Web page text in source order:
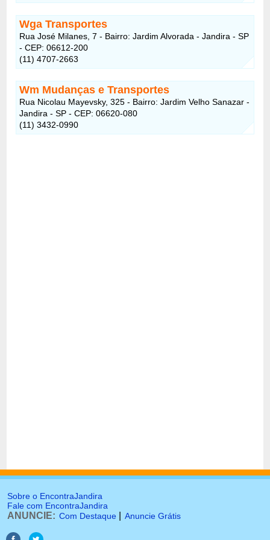
Wga Transportes
Rua José Milanes, 7 - Bairro: Jardim Alvorada - Jandira - SP
- CEP: 06612-200
(11) 4707-2663
Wm Mudanças e Transportes
Rua Nicolau Mayevsky, 325 - Bairro: Jardim Velho Sanazar -
Jandira - SP - CEP: 06620-080
(11) 3432-0990
Sobre o EncontraJandira
Fale com EncontraJandira
ANUNCIE: Com Destaque Anuncie Grátis